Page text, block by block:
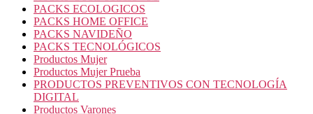
PACKS ECOLOGICOS
PACKS HOME OFFICE
PACKS NAVIDEÑO
PACKS TECNOLÓGICOS
Productos Mujer
Productos Mujer Prueba
PRODUCTOS PREVENTIVOS CON TECNOLOGÍA
DIGITAL
Productos Varones